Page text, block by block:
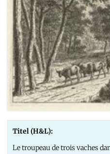
Titel (H&L):
Le troupeau de trois vaches